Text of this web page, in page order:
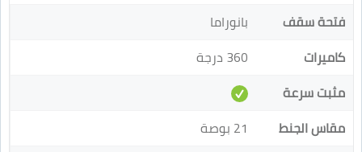
فتحة سقف
بانوراما
كاميرات
360 درجة
مثبت سرعة
مقاس الجنط
21 بوصة